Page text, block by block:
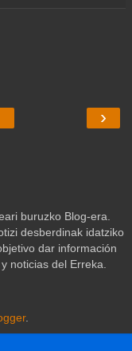
›
buruzko Blog-era.
desberdinak idatziko
dar información
noticias del Erreka.
.